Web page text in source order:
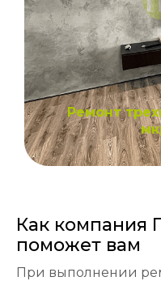
Ремонт
Как компания
поможет вам
При выполнении